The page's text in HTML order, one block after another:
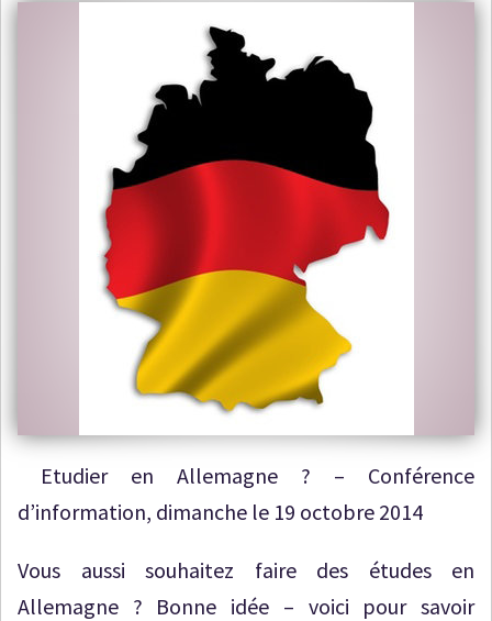
Etudier en Allemagne ? – Conférence
d’information, dimanche le 19 octobre 2014
Vous aussi souhaitez faire des études en
Allemagne ? Bonne idée – voici pour savoir